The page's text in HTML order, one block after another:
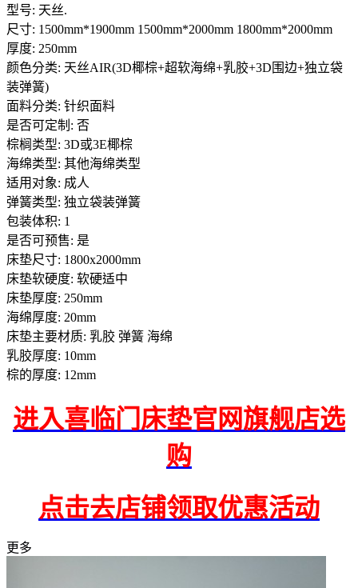
型号: 天丝.
尺寸: 1500mm*1900mm 1500mm*2000mm 1800mm*2000mm
厚度: 250mm
颜色分类: 天丝AIR(3D椰棕+超软海绵+乳胶+3D围边+独立袋
装弹簧)
面料分类: 针织面料
是否可定制: 否
棕榈类型: 3D或3E椰棕
海绵类型: 其他海绵类型
适用对象: 成人
弹簧类型: 独立袋装弹簧
包装体积: 1
是否可预售: 是
床垫尺寸: 1800x2000mm
床垫软硬度: 软硬适中
床垫厚度: 250mm
海绵厚度: 20mm
床垫主要材质: 乳胶 弹簧 海绵
乳胶厚度: 10mm
棕的厚度: 12mm
进入喜临门床垫官网旗舰店选
购
点击去店铺领取优惠活动
更多